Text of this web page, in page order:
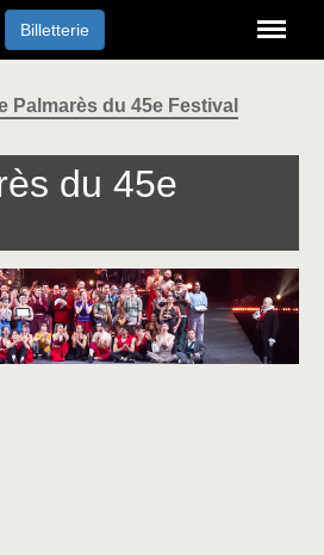
Billetterie
Palmarès du 45e Festival
du 45e